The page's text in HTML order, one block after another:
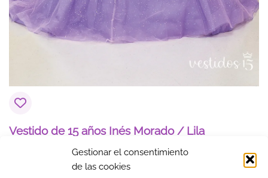
Gestionar el consentimiento
de las cookies
Vestido de 15 años Inés Morado / Lila